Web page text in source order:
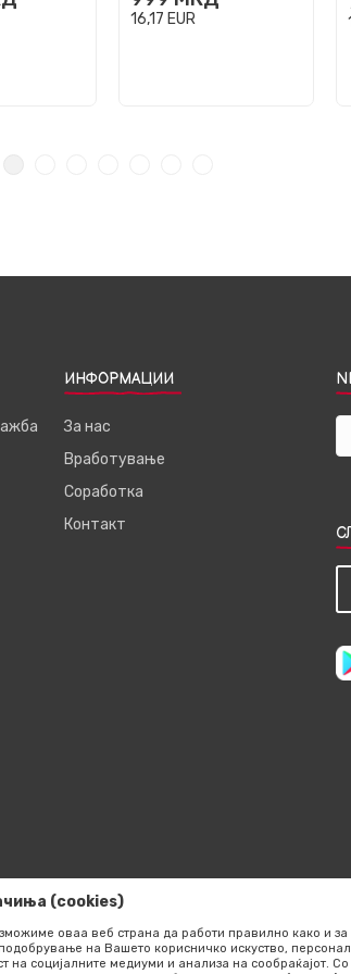
16,17 EUR
ИНФОРМАЦИИ
За нас
Вработување
Соработка
Контакт
(cookies)
оваа веб страна да работи правилно како и за
на Вашето корисничко искуство,
на социјалните медиуми и анализа на сообраќајот.